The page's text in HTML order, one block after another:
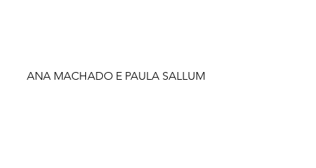
ANA MACHADO E PAULA SALLUM